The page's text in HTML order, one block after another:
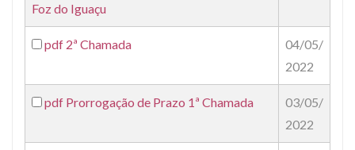
Foz do Iguaçu
pdf 2ª Chamada
04/05/
2022
pdf Prorrogação de Prazo 1ª Chamada
03/05/
2022